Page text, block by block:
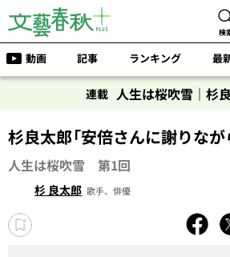
検
動画 記事 ランキング 最
連載 人生は桜吹雪｜杉
杉良太郎「安倍さんに謝りなが
人生は桜吹雪 第1回
杉 良太郎 歌手、俳優